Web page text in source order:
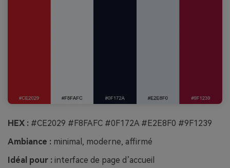
HEX : #CE2029 #F8FAFC #0F172A #E2E8F0 #9F1239
Ambiance : minimal, moderne, affirmé
Idéal pour : interface de page d’accueil